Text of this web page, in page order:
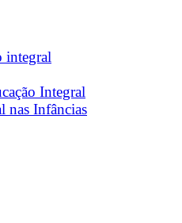
integral
Integral
nas Infâncias